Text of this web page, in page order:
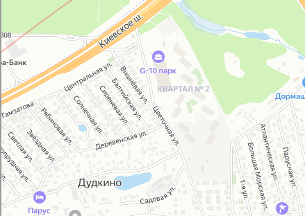
Автосервис, автотехцентр в Москве
Магазин автозапчастей и автотоваров в Москве